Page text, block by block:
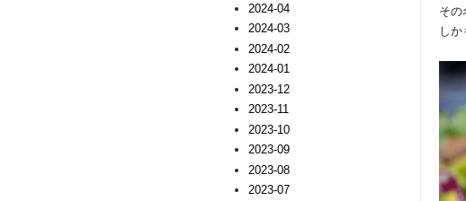
その
しか
2024-04
2024-03
2024-02
2024-01
2023-12
2023-11
2023-10
2023-09
2023-08
2023-07